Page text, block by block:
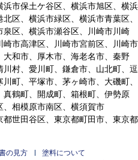
市保土ケ谷区、横浜市旭区、横浜
区、横浜市緑区、横浜市青葉区、
区、横浜市瀬谷区、川崎市川崎
市高津区、川崎市宮前区、川崎市
和市、厚木市、海老名市、秦野
村、愛川町、鎌倉市、山北町、逗
町、平塚市、茅ヶ崎市、大磯町、
鶴町、開成町、箱根町、伊勢原
相模原市南区、横須賀市
世田谷区、東京都町田市、東京都
の見方
塗料について